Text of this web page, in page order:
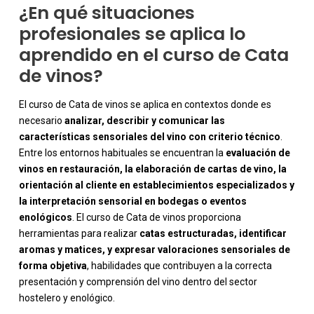
¿En qué situaciones
profesionales se aplica lo
aprendido en el curso de Cata
de vinos?
El curso de Cata de vinos se aplica en contextos donde es
necesario analizar, describir y comunicar las
características sensoriales del vino con criterio técnico.
Entre los entornos habituales se encuentran la evaluación de
vinos en restauración, la elaboración de cartas de vino, la
orientación al cliente en establecimientos especializados y
la interpretación sensorial en bodegas o eventos
enológicos. El curso de Cata de vinos proporciona
herramientas para realizar catas estructuradas, identificar
aromas y matices, y expresar valoraciones sensoriales de
forma objetiva, habilidades que contribuyen a la correcta
presentación y comprensión del vino dentro del sector
hostelero y enológico.
-